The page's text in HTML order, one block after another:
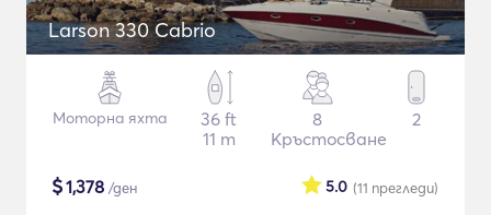
Larson 330 Cabrio
Моторна яхта
36 ft
11 m
8
Кръстосване
2
$1,378 /ден (11 прегледи)
5.0